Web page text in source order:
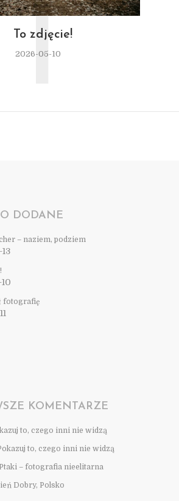
To zdjęcie!
2026-05-10
T
DODANE
– naziem, podziem
fotografię
KOMENTARZE
to, czego inni nie widzą
to, czego inni nie widzą
Ptaki – fotografia nieelitarna
Dobry, Polsko